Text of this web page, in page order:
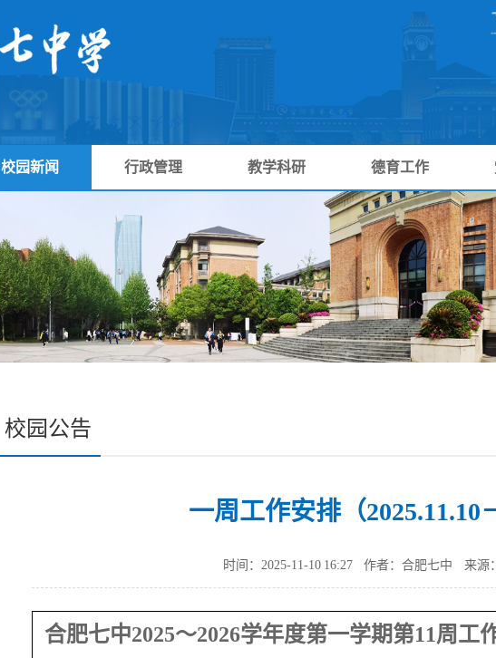
校园新闻 行政管理 教学科研 德育工作
校园公告
一周工作安排（2025.11.10
时间：2025-11-10 16:27 作者：合肥七中 来源：
合肥七中2025～2026学年度第一学期第11周工